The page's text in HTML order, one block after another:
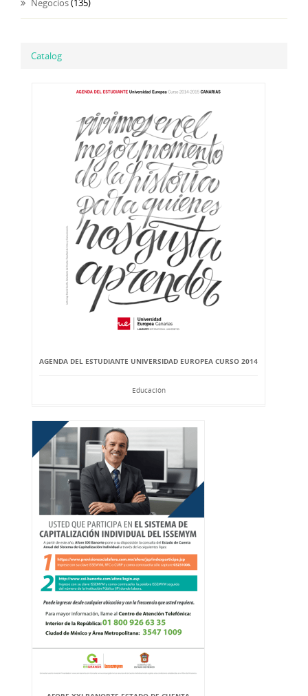
Negocios(135)
Catalog
AGENDA DEL ESTUDIANTE UNIVERSIDAD EUROPEA CURSO 2014
Educación